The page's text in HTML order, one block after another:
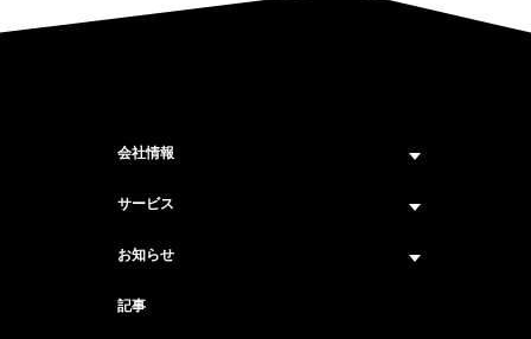
会社情報
企業情報トップ
サービス
サービス紹介 トップ
お知らせ
ニュース トップ
記事